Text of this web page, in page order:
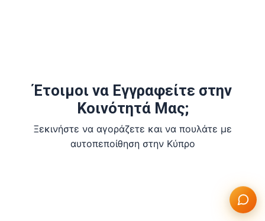
Έτοιμοι να Εγγραφείτε στην
Κοινότητά Μας;
Ξεκινήστε να αγοράζετε και να πουλάτε με
αυτοπεποίθηση στην Κύπρο